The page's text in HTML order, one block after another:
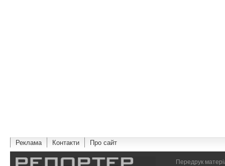
Реклама Контакти Про сайт
Передрук